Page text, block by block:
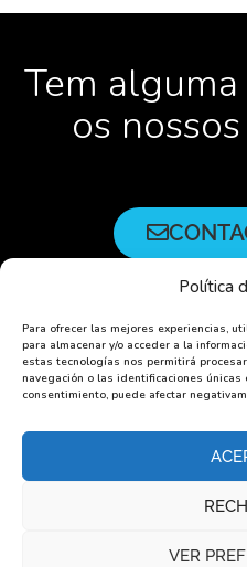
Política
Para ofrecer las mejores experiencias,
para almacenar y/o acceder a la
estas tecnologías nos permitirá
navegación o las identificaciones
consentimiento, puede afectar
VER
Tem
os
Transfira e entre